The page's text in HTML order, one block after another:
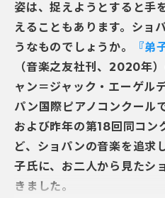
姿は、捉えようとすると手
えることもあります。ショ
うなものでしょうか。
『弟
（音楽之友社刊、2020年
ャン＝ジャック・エーゲル
パン国際ピアノコンクール
および昨年の第18回同コン
ど、ショパンの音楽を追求
子氏に、お二人から見たシ
きました。